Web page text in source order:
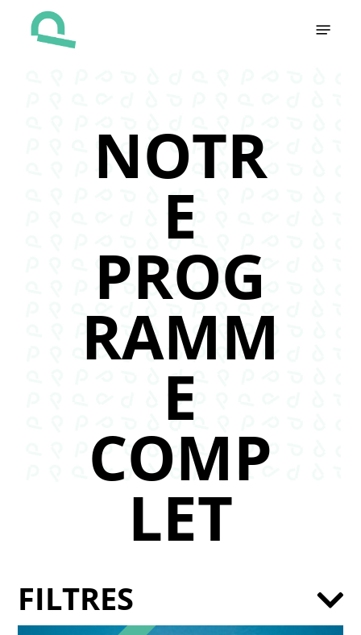
NOTR
E
PROG
RAMM
E
COMP
LET
FILTRES